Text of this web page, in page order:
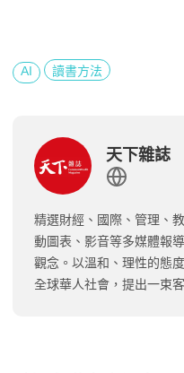
AI 讀書方法
天下雜誌
精選財經、國際、管理、
動圖表、影音等多媒體報
觀念。以溫和、理性的態
全球華人社會，提出一束